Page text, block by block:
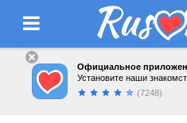
Официальное
Установите наши
(7248)